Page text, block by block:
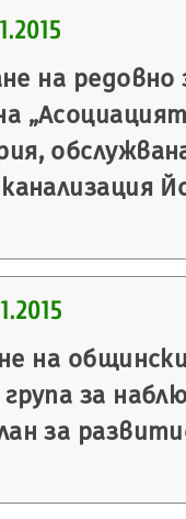
на редовно
на
за
за